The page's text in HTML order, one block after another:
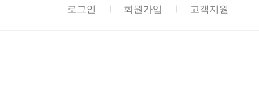
로그인 회원가입 고객지원